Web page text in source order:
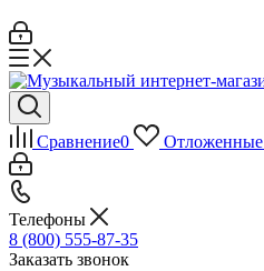
Сравнение0 Отложенные
Телефоны
8 (800) 555-87-35
Заказать звонок